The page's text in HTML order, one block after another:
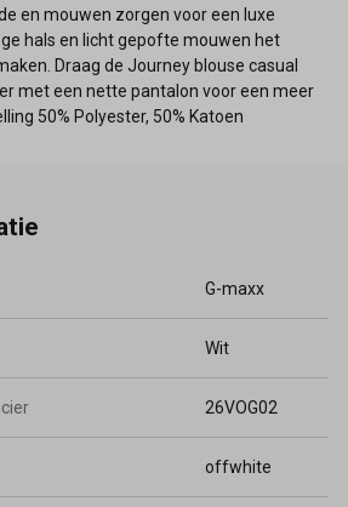
en mouwen zorgen voor een luxe
hals en licht gepofte mouwen het
Draag de Journey blouse casual
met een nette pantalon voor een meer
50% Polyester, 50% Katoen
G-maxx
Wit
26VOG02
offwhite